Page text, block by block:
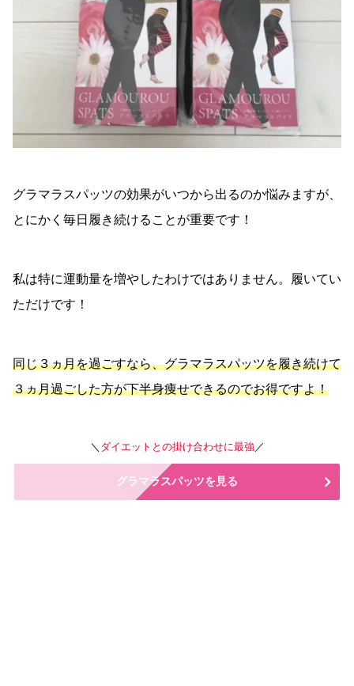
グラマラスパッツの効果がいつから出るのか悩みますが、
とにかく毎日履き続けることが重要です！
私は特に運動量を増やしたわけではありません。履いてい
ただけです！
同じ３ヵ月を過ごすなら、グラマラスパッツを履き続けて
３ヵ月過ごした方が下半身痩せできるのでお得ですよ！
＼ ダイエットとの掛け合わせに最強 ／
グラマラスパッツを見る